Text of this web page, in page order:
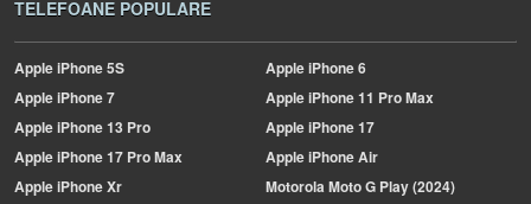
TELEFOANE POPULARE
AppleiPhone 5S AppleiPhone 6
AppleiPhone 7 AppleiPhone 11 Pro Max
AppleiPhone 13 Pro AppleiPhone 17
AppleiPhone 17 Pro Max AppleiPhone Air
AppleiPhone Xr MotorolaMoto G Play (2024)